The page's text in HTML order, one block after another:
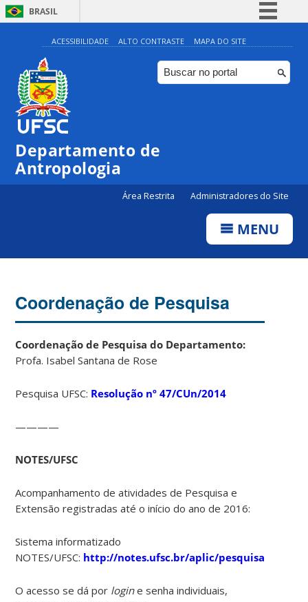
BRASIL
Simplifique!
Comunica BR
Participe
ACESSIBILIDADE ALTO CONTRASTE MAPA DO SITE
Departamento de
Antropologia
Área Restrita Administradores do Site
MENU
Coordenação de Pesquisa
Coordenação de Pesquisa do Departamento:
Profa. Isabel Santana de Rose
Pesquisa UFSC: Resolução nº 47/CUn/2014
————
NOTES/UFSC
Acompanhamento de atividades de Pesquisa e
Extensão registradas até o início do ano de 2016:
Sistema informatizado
NOTES/UFSC: http://notes.ufsc.br/aplic/pesquisa.nsf
O acesso se dá por logine senha individuais,